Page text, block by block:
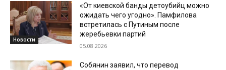
Новости
«От киевской банды детоубийц можно
ожидать чего угодно». Памфилова
встретилась с Путиным после
жеребьевки партий
05.08.2026
Собянин заявил, что перевод